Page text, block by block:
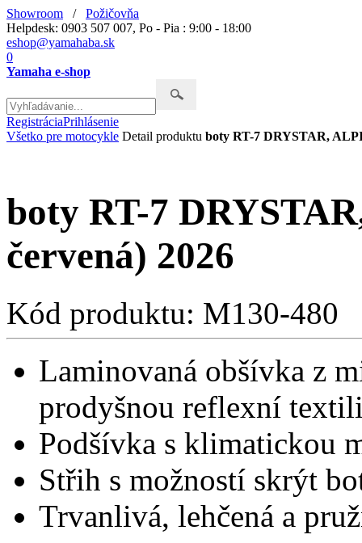
Showroom / Požičovňa
Helpdesk: 0903 507 007, Po - Pia : 9:00 - 18:00
eshop@yamahaba.sk
0
Yamaha e-shop
RegistráciaPrihlásenie
Všetko pre motocykle Detail produktu boty RT-7 DRYSTAR,
boty RT-7
červená) 2026
Kód produktu: M130-480
Laminovaná obšívka z
prodyšnou reflexní
Podšívka s klimatickou
Střih s možností skrýt
Trvanlivá, lehčená a